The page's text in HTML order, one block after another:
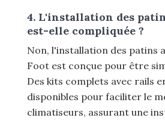
4. L'installation des
est-elle compliquée ?
Non, l'installation des patins
Foot est conçue pour être
Des kits complets avec rails
disponibles pour faciliter le
climatiseurs, assurant une